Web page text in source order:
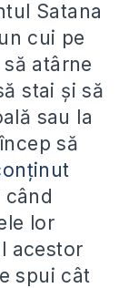
Satana
cui pe
atârne
stai și să
sau la
să
când
lor
acestor
spui cât